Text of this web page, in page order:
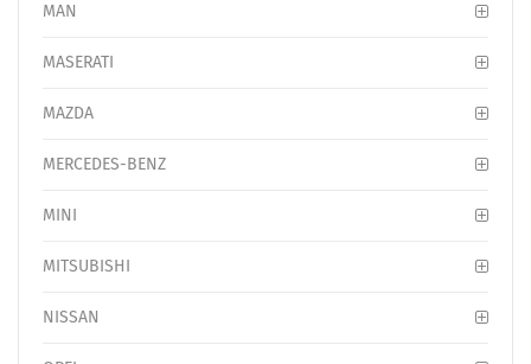
MAN
MASERATI
MAZDA
MERCEDES-BENZ
MINI
MITSUBISHI
NISSAN